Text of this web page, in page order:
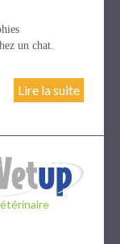
un chat.
Lire la suite